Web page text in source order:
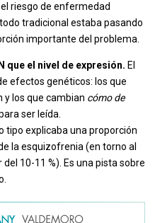
riesgo de enfermedad
tradicional estaba pasando
importante del problema.
que el nivel de expresión. El
efectos genéticos: los que
y los que cambian cómo de
ser leída.
tipo explicaba una proporción
la esquizofrenia (en torno al
10-11 %). Es una pista sobre